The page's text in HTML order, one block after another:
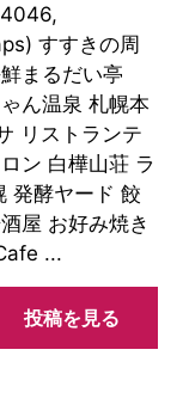
すすきの周
まるだい亭
ん温泉 札幌本
リストランテ
ン 白樺山荘 ラ
発酵ヤード 餃
屋 お好み焼き
...
投稿を見る